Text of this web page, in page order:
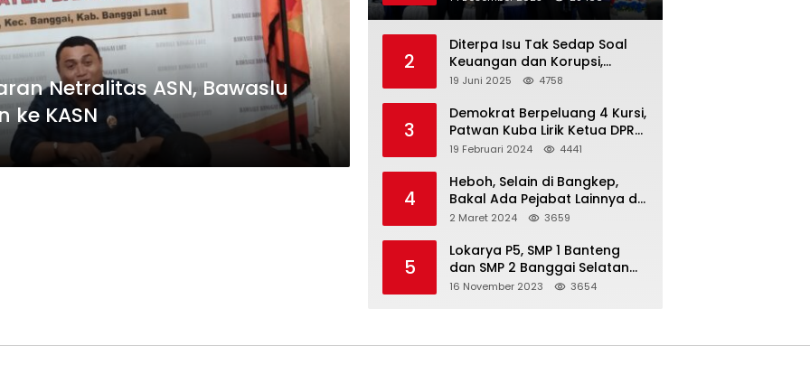
Netralitas ASN, Bawaslu
ke KASN
SAKIP hingga Satu Data
2
Diterpa Isu Tak Sedap Soal
Keuangan dan Korupsi,
Pemda Balut Sebut Isu Tak
19 Juni 2025 4758
3
Demokrat Berpeluang 4 Kursi,
Patwan Kuba Lirik Ketua DPRD
Banggai Laut
19 Februari 2024 4441
4
Heboh, Selain di Bangkep,
Bakal Ada Pejabat Lainnya di
Banggai Laut yang Bakal di
2 Maret 2024 3659
5
Lokarya P5, SMP 1 Banteng
dan SMP 2 Banggai Selatan
Curi Perhatian
16 November 2023 3654